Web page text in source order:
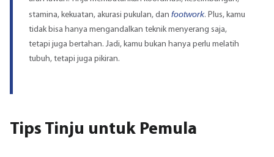
stamina, kekuatan, akurasi pukulan, dan footwork. Plus, kamu
tidak bisa hanya mengandalkan teknik menyerang saja,
tetapi juga bertahan. Jadi, kamu bukan hanya perlu melatih
tubuh, tetapi juga pikiran.
Tips Tinju untuk Pemula